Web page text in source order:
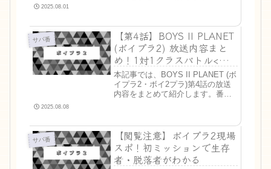
イ2プラ 第4話はこちら第3話まと
めK...
2025.08.01
サバ番
【第4話】BOYS II PLANET
(ボイプラ2) 放送内容まと
め！1対1クラスバトル<後
編>
本記事では、BOYS II PLANET (ボ
イプラ2・ボイ2プラ)第4話の放送
内容をまとめて紹介します。番組
対1クラスバトル前編の内容はコチ
ラ第...
2025.08.08
サバ番
【閲覧注意】ボイプラ2現場
スポ！初ミッションで生存
者・脱落者がわかる